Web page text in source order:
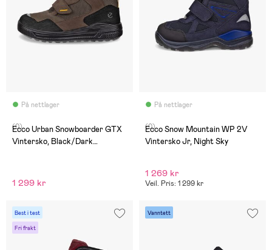
På nettlager
(0)
Ecco Urban Snowboarder GTX
Vintersko, Black/Dark
1 299 kr
På nettlager
(0)
Ecco Snow Mountain WP 2V
Vintersko Jr, Night Sky
1 269 kr
Veil. Pris: 1 299 kr
Best i test
Fri frakt
Vanntett